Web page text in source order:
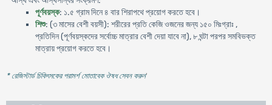
পূর্ণবয়স্ক: ১.৫ গ্রাম দিনে ৪ বার শিরাপথে প্রয়োগ করতে হবে।
শিশু: (৩ মাসের বেশী বয়সী): শরীরের প্রতি কেজি ওজনের জন্য ১৫০ মিঃগ্রাঃ ,
প্রতিদিন (পূর্ণবয়স্কদের সর্বোচ্চ মাত্রার বেশী দেয়া যাবে না), ৮ ঘন্টা পরপর সমবিভক্ত
মাত্রায় প্রয়োগ করতে হবে।
* রেজিস্টার্ড চিকিৎসকের পরামর্শ মোতাবেক ঔষধ সেবন করুন'